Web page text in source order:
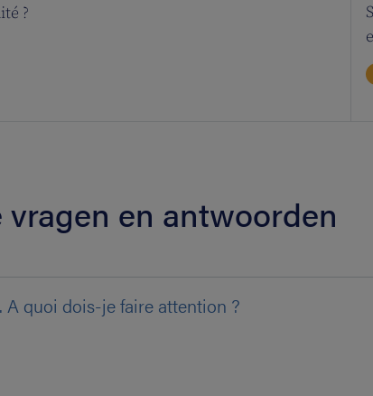
?
vragen en antwoorden
A quoi dois-je faire attention ?